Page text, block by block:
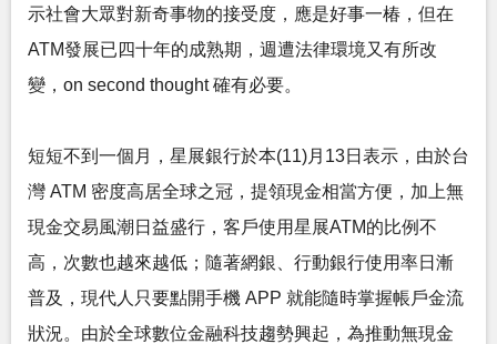
示社會大眾對新奇事物的接受度，應是好事一椿，但在
ATM發展已四十年的成熟期，週遭法律環境又有所改
變，on second thought 確有必要。
短短不到一個月，星展銀行於本(11)月13日表示，由於台
灣 ATM 密度高居全球之冠，提領現金相當方便，加上無
現金交易風潮日益盛行，客戶使用星展ATM的比例不
高，次數也越來越低；隨著網銀、行動銀行使用率日漸
普及，現代人只要點開手機 APP 就能隨時掌握帳戶金流
狀況。由於全球數位金融科技趨勢興起，為推動無現金